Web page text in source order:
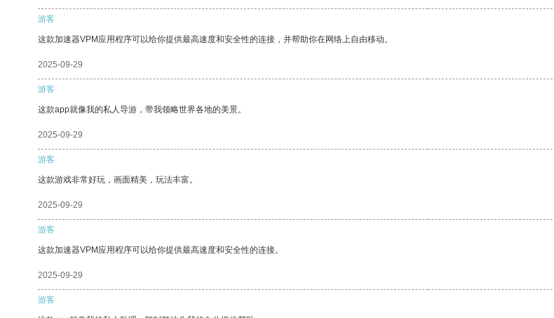
游客
这款加速器VPM应用程序可以给你提供最高速度和安全性的连接，并帮助你在网络上自由移动。
2025-09-29
游客
这款app就像我的私人导游，带我领略世界各地的美景。
2025-09-29
游客
这款游戏非常好玩，画面精美，玩法丰富。
2025-09-29
游客
这款加速器VPM应用程序可以给你提供最高速度和安全性的连接。
2025-09-29
游客